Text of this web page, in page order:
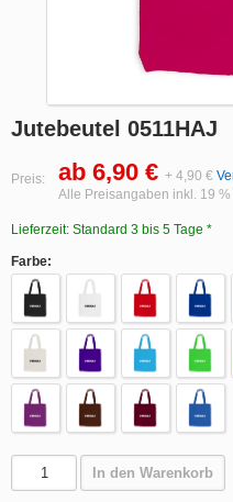
Jutebeutel 0511HAJ
Preis: ab 6,90 € + 4,90 €
Alle Preisangaben inkl. 19 %
Lieferzeit: Standard 3 bis 5 Tage *
Farbe:
In den Warenkorb